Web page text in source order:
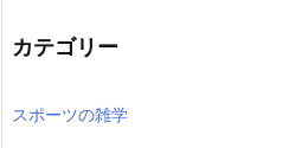
カテゴリー
スポーツの雑学